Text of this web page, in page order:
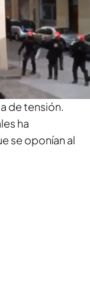
la orden
de
de tensión.
ha
se oponían al